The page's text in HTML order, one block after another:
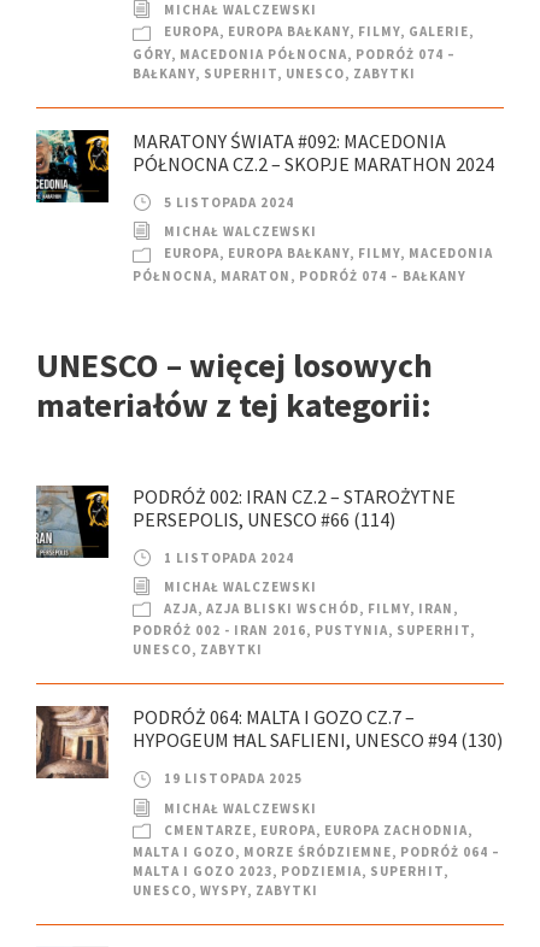
MICHAŁ WALCZEWSKI
EUROPA, EUROPA BAŁKANY, FILMY, GALERIE,
GÓRY, MACEDONIA PÓŁNOCNA, PODRÓŻ 074 –
BAŁKANY, SUPERHIT, UNESCO, ZABYTKI
MARATONY ŚWIATA #092: MACEDONIA
PÓŁNOCNA CZ.2 – SKOPJE MARATHON 2024
5 LISTOPADA 2024
MICHAŁ WALCZEWSKI
EUROPA, EUROPA BAŁKANY, FILMY, MACEDONIA
PÓŁNOCNA, MARATON , PODRÓŻ 074 – BAŁKANY
UNESCO – więcej losowych
materiałów z tej kategorii:
PODRÓŻ 002: IRAN CZ.2 – STAROŻYTNE
PERSEPOLIS, UNESCO #66 (114)
1 LISTOPADA 2024
MICHAŁ WALCZEWSKI
AZJA, AZJA BLISKI WSCHÓD, FILMY, IRAN ,
PODRÓŻ 002 - IRAN 2016, PUSTYNIA, SUPERHIT,
UNESCO, ZABYTKI
PODRÓŻ 064: MALTA I GOZO CZ.7 –
HYPOGEUM ĦAL SAFLIENI, UNESCO #94 (130)
19 LISTOPADA 2025
MICHAŁ WALCZEWSKI
CMENTARZE, EUROPA, EUROPA ZACHODNIA,
MALTA I GOZO, MORZE ŚRÓDZIEMNE, PODRÓŻ 064 –
MALTA I GOZO 2023, PODZIEMIA, SUPERHIT,
UNESCO, WYSPY, ZABYTKI